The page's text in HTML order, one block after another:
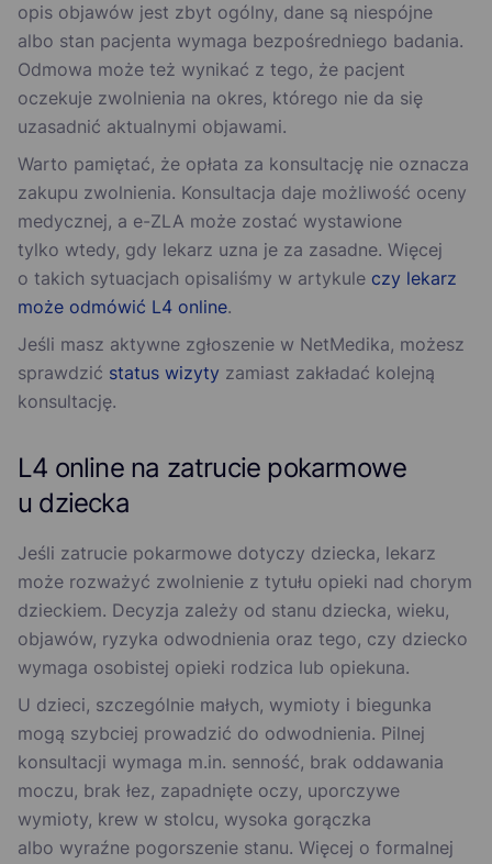
opis objawów jest zbyt ogólny, dane są niespójne
albo stan pacjenta wymaga bezpośredniego badania.
Odmowa może też wynikać z tego, że pacjent
oczekuje zwolnienia na okres, którego nie da się
uzasadnić aktualnymi objawami.
Warto pamiętać, że opłata za konsultację nie oznacza
zakupu zwolnienia. Konsultacja daje możliwość oceny
medycznej, a e-ZLA może zostać wystawione
tylko wtedy, gdy lekarz uzna je za zasadne. Więcej
o takich sytuacjach opisaliśmy w artykule czy lekarz
może odmówić L4 online.
Jeśli masz aktywne zgłoszenie w NetMedika, możesz
sprawdzić status wizyty zamiast zakładać kolejną
konsultację.
L4 online na zatrucie pokarmowe
u dziecka
Jeśli zatrucie pokarmowe dotyczy dziecka, lekarz
może rozważyć zwolnienie z tytułu opieki nad chorym
dzieckiem. Decyzja zależy od stanu dziecka, wieku,
objawów, ryzyka odwodnienia oraz tego, czy dziecko
wymaga osobistej opieki rodzica lub opiekuna.
U dzieci, szczególnie małych, wymioty i biegunka
mogą szybciej prowadzić do odwodnienia. Pilnej
konsultacji wymaga m.in. senność, brak oddawania
moczu, brak łez, zapadnięte oczy, uporczywe
wymioty, krew w stolcu, wysoka gorączka
albo wyraźne pogorszenie stanu. Więcej o formalnej